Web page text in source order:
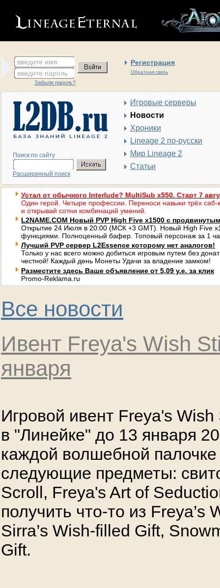
введите имя Регистрация
Обратная связь
введите пароль
Забыли пароль?
Поиск по сайту
Расширенный поиск
Игровые серверы
Новости
Хроники
Lineage 2 по-русски
Мир Lineage 2
Статьи
Устал от обычного Interlude? MultiSub x550. Старт 7
Один герой. Четыре профессии. Переноси навыки трёх саб-
и открывай сотни комбинаций умений.
L2NAME.COM Новый PVP High Five x1500 с
Открытие 24 Июля в 20:00 (МСК +3 GMT). Новый High Five
функциями. Полноценный бафер. Топовый персонаж за 1
Лучший PVP сервер L2Essence которому нет аналогов!
Только у нас всего можно добиться игровым путем без
честной! Каждый день Монеты Удачи за владение замком!
Разместите здесь Ваше объявление от 5,09 у.е. за клик
Promo-Reklama.ru
Все новости
Ивент Freya's Wish
января
Игровой ивент Freya's
в "Линейке" до 13 января
каждой волшебной
следующие предметы:
Scroll, Freya's Art of
получить что-то из Freya’s
Sirra’s Wish-filled Gift,
Gift.